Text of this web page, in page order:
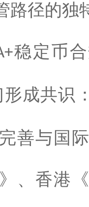
路径的独
稳定币
成共识
善与国
、香港